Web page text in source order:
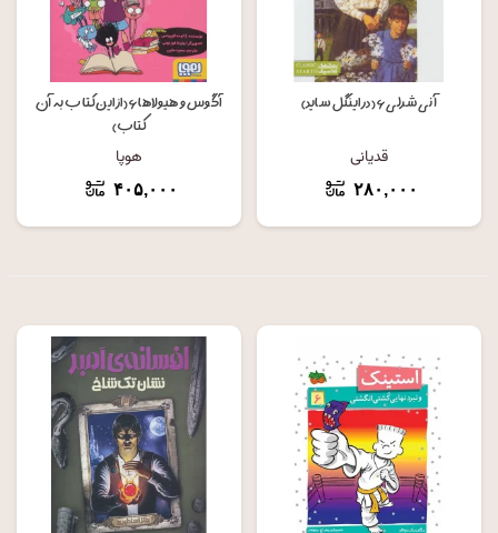
آنی شرلی ۶ (در اینگل ساید)
قدیانی
۲۸۰,۰۰۰
آگوس و هیولاها ۶ (از این کتاب به آن
کتاب)
هوپا
۴۰۵,۰۰۰